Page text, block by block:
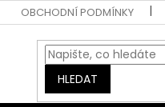
OBCHODNÍ PODMÍNKY
HLEDAT